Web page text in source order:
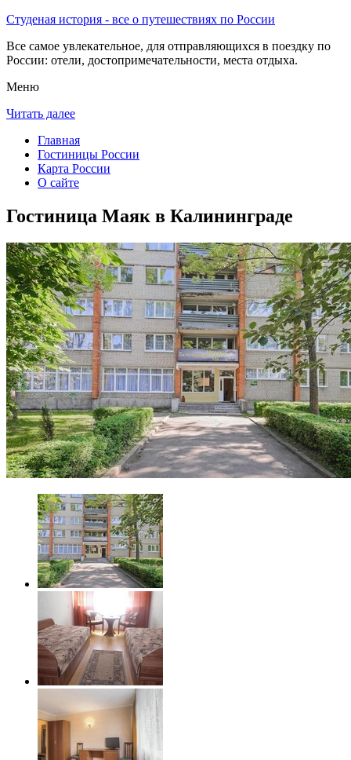
Студеная история - все о путешествиях по России
Все самое увлекательное, для отправляющихся в поездку по
России: отели, достопримечательности, места отдыха.
Меню
Читать далее
Главная
Гостиницы России
Карта России
О сайте
Гостиница Маяк в Калининграде